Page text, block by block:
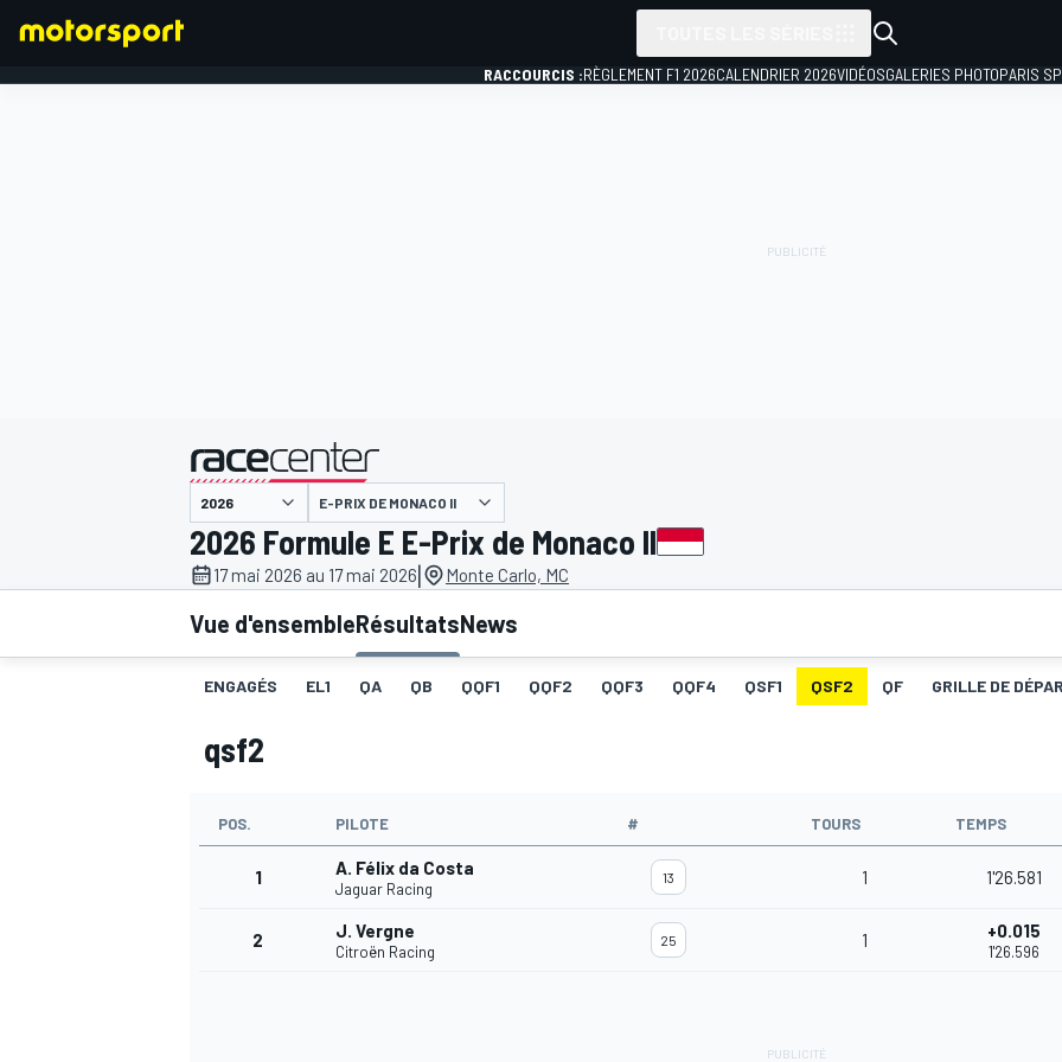
RACCOURCIS :RÈGLEMENT F1 2026CALENDRIER 2026VIDÉOSGALERIES PHOTOPARIS
présenté par
E-PRIX DE MONACO II
2026 Formule E E-Prix de Monaco II
17 mai 2026 au 17 mai 2026| Monte Carlo, MC
Vue d'ensembleRésultatsNews
ENGAGÉS EL1 QA QB QQF1 QQF2 QQF3 QQF4 QSF1 QSF2 QF GRILLE DE
qsf2
POS. PILOTE # TOURS TEMPS
1 A. Félix da Costa
Jaguar Racing
13 1 1'26.581
2 J. Vergne
Citroën Racing
25 1 +0.015
1'26.596